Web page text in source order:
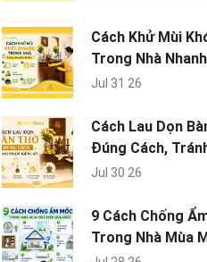
Cách Khử Mùi
Trong Nhà
Để
Jul 31 26
Cách Lau Dọn
Đúng Cách,
Kiêng Kỵ
Jul 30 26
9 Cách Chống
Trong Nhà Mùa